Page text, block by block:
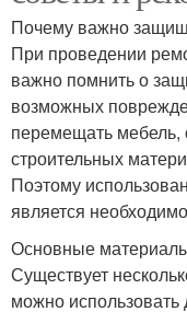
Почему важно
При проведении
важно помнить о
возможных
перемещать мебель,
строительных
Поэтому
является
Основные
Существует
можно